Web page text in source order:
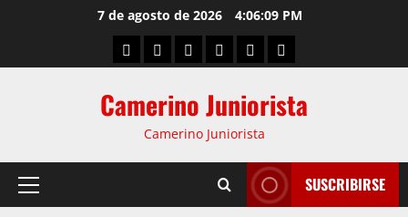
7 de agosto de 2026 4:06:10 PM
Camerino Juniorista
Camerino Juniorista
SUSCRIBIRSE